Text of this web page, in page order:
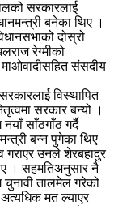
सरकारलाई
बनेका थिए ।
दोस्रो
रेग्मीको
संसदीय
विस्थापित
सरकार बन्यो ।
साँठगाँठ गर्दै
बन्न पुगेका थिए
उनले शेरबहादुर
। सहमतिअनुसार नै
चुनावी तालमेल गरेको
मत ल्याएर